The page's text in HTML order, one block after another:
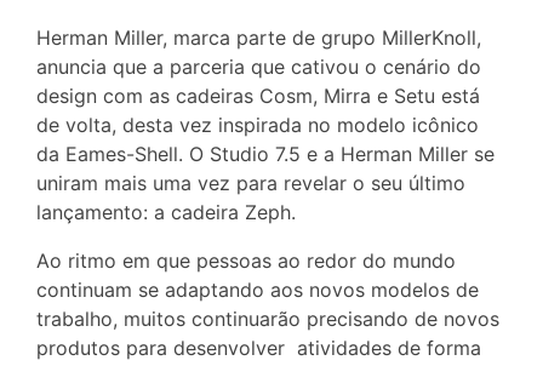
Herman Miller, marca parte de grupo MillerKnoll,
anuncia que a parceria que cativou o cenário do
design com as cadeiras Cosm, Mirra e Setu está
de volta, desta vez inspirada no modelo icônico
da Eames-Shell. O Studio 7.5 e a Herman Miller se
uniram mais uma vez para revelar o seu último
lançamento: a cadeira Zeph.
Ao ritmo em que pessoas ao redor do mundo
continuam se adaptando aos novos modelos de
trabalho, muitos continuarão precisando de novos
produtos para desenvolver atividades de forma